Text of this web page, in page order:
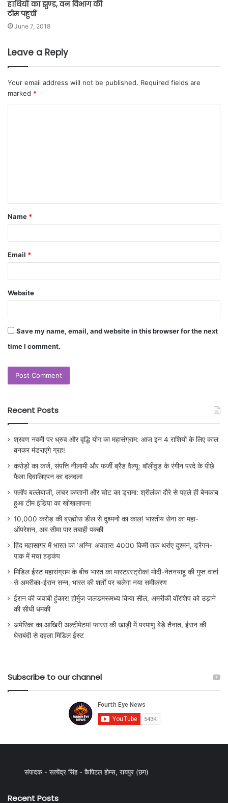
हाथियों का झुण्ड, वन विभाग की
टीम पहुचीं
June 7, 2018
Leave a Reply
Your email address will not be published. Required fields are
marked *
Name *
Email *
Website
Save my name, email, and website in this browser for the next
time I comment.
Recent Posts
श्रवण नवमी पर ध्रुव और वृद्धि योग का महासंग्राम: आज इन 4 राशियों के लिए काल
बनकर मंडराएंगे ग्रह!
करोड़ों का कर्ज, संपत्ति नीलामी और फर्जी ब्रैंड वैल्यू: बॉलीवुड के रंगीन परदे के पीछे
फैला दिवालिएपन का दलदल!
फ्लॉप बल्लेबाजी, लचर कप्तानी और चोट का ड्रामा: श्रीलंका दौरे से पहले ही बेनकाब
हुआ टीम इंडिया का खोखलापन!
10,000 करोड़ की ब्रह्मोस डील से दुश्मनों का काल! भारतीय सेना का महा-
ऑपरेशन, अब सीमा पार तबाही पक्की
हिंद महासागर में भारत का ‘अग्नि’ अवतार! 4000 किमी तक थर्राए दुश्मन, ड्रैगन-
पाक में मचा हड़कंप
मिडिल ईस्ट महासंग्राम के बीच भारत का मास्टरस्ट्रोक! मोदी-नेतनयाहू की गुप्त वार्ता
से अमरीका-ईरान सन्न, भारत की शर्तों पर चलेगा नया समीकरण
ईरान की जवाबी हुंकार! होर्मुज जलडमरूमध्य किया सील, अमरीकी वॉरशिप को उड़ाने
की सीधी धमकी
अमेरिका का आखिरी अल्टीमेटम! फारस की खाड़ी में परमाणु बेड़े तैनात, ईरान की
घेराबंदी से दहला मिडिल ईस्ट
Subscribe to our channel
संपादक - सत्येंद्र सिंह - कैपिटल होम्स, रायपुर (छग)
Recent Posts